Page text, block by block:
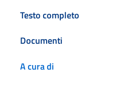
Testo completo
Documenti
A cura di